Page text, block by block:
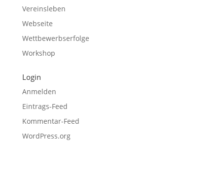
Vereinsleben
Webseite
Wettbewerbserfolge
Workshop
Login
Anmelden
Eintrags-Feed
Kommentar-Feed
WordPress.org